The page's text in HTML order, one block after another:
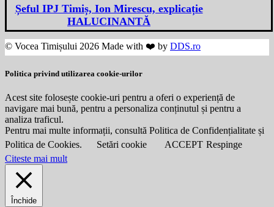
Șeful IPJ Timiș, Ion Mirescu, explicație
HALUCINANTĂ
© Vocea Timișului 2026 Made with ❤️ by DDS.ro
Politica privind utilizarea cookie-urilor
Acest site folosește cookie-uri pentru a oferi o experiență de
navigare mai bună, pentru a personaliza conținutul și pentru a
analiza traficul.
Pentru mai multe informații, consultă Politica de Confidențialitate și
Politica de Cookies.
Setări cookie ACCEPT Respinge
Citeste mai mult
Închide